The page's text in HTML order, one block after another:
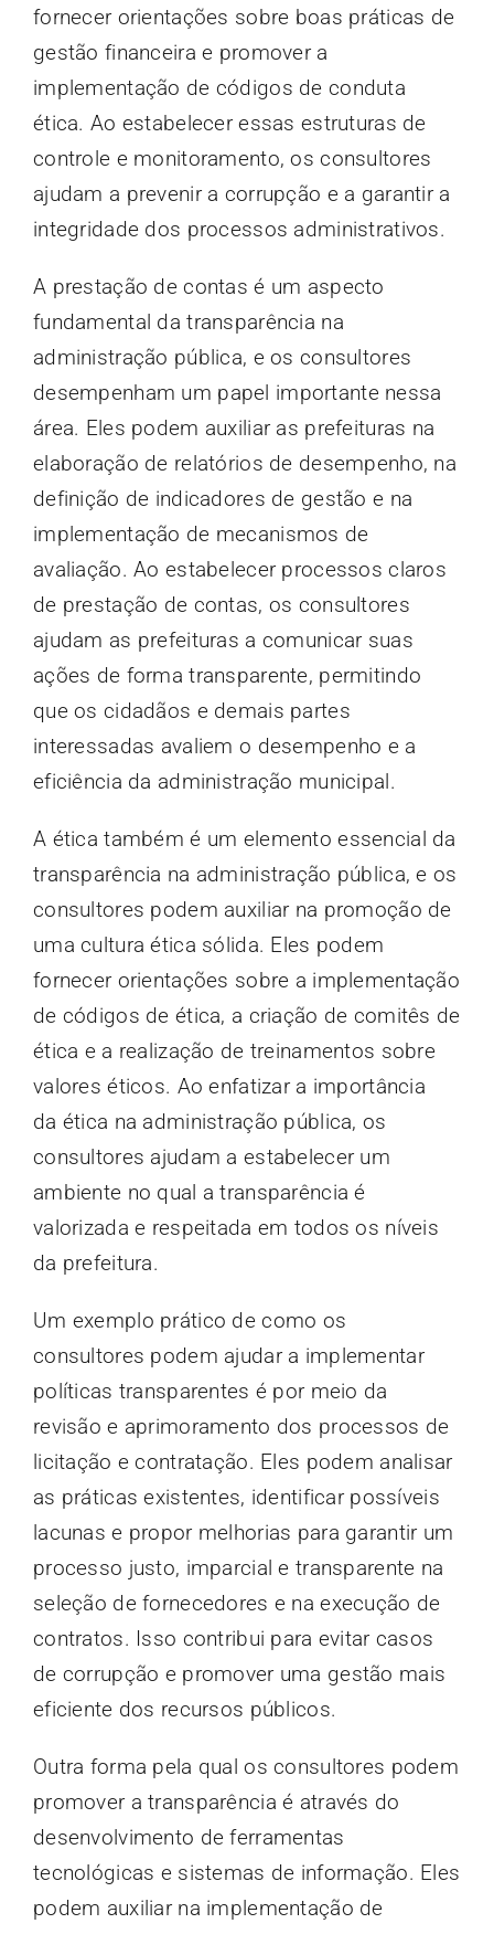
fornecer orientações sobre boas práticas de
gestão financeira e promover a
implementação de códigos de conduta
ética. Ao estabelecer essas estruturas de
controle e monitoramento, os consultores
ajudam a prevenir a corrupção e a garantir a
integridade dos processos administrativos.
A prestação de contas é um aspecto
fundamental da transparência na
administração pública, e os consultores
desempenham um papel importante nessa
área. Eles podem auxiliar as prefeituras na
elaboração de relatórios de desempenho, na
definição de indicadores de gestão e na
implementação de mecanismos de
avaliação. Ao estabelecer processos claros
de prestação de contas, os consultores
ajudam as prefeituras a comunicar suas
ações de forma transparente, permitindo
que os cidadãos e demais partes
interessadas avaliem o desempenho e a
eficiência da administração municipal.
A ética também é um elemento essencial da
transparência na administração pública, e os
consultores podem auxiliar na promoção de
uma cultura ética sólida. Eles podem
fornecer orientações sobre a implementação
de códigos de ética, a criação de comitês de
ética e a realização de treinamentos sobre
valores éticos. Ao enfatizar a importância
da ética na administração pública, os
consultores ajudam a estabelecer um
ambiente no qual a transparência é
valorizada e respeitada em todos os níveis
da prefeitura.
Um exemplo prático de como os
consultores podem ajudar a implementar
políticas transparentes é por meio da
revisão e aprimoramento dos processos de
licitação e contratação. Eles podem analisar
as práticas existentes, identificar possíveis
lacunas e propor melhorias para garantir um
processo justo, imparcial e transparente na
seleção de fornecedores e na execução de
contratos. Isso contribui para evitar casos
de corrupção e promover uma gestão mais
eficiente dos recursos públicos.
Outra forma pela qual os consultores podem
promover a transparência é através do
desenvolvimento de ferramentas
tecnológicas e sistemas de informação. Eles
podem auxiliar na implementação de